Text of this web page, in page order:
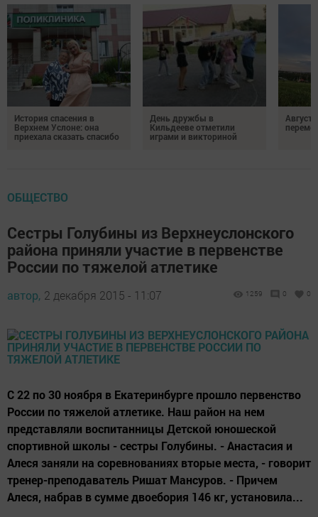
История спасения в
Верхнем Услоне: она
приехала сказать спасибо
День дружбы в
Кильдееве отметили
играми и викториной
Август
ОБЩЕСТВО
Сестры Голубины из Верхнеуслонского
района приняли участие в первенстве
России по тяжелой атлетике
автор, 2 декабря 2015 - 11:07 1259 0 0
С 22 по 30 ноября в Екатеринбурге прошло первенство
России по тяжелой атлетике. Наш район на нем
представляли воспитанницы Детской юношеской
спортивной школы - сестры Голубины. - Анастасия и
Алеся заняли на соревнованиях вторые места, - говорит
тренер-преподаватель Ришат Мансуров. - Причем
Алеся, набрав в сумме двоебория 146 кг, установила...